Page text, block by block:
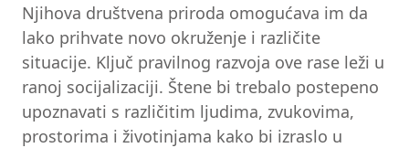
Njihova društvena priroda omogućava im da
lako prihvate novo okruženje i različite
situacije. Ključ pravilnog razvoja ove rase leži u
ranoj socijalizaciji. Štene bi trebalo postepeno
upoznavati s različitim ljudima, zvukovima,
prostorima i životinjama kako bi izraslo u